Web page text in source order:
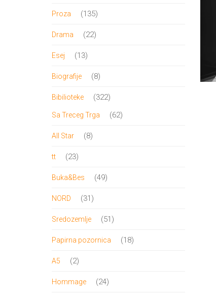
Proza 135135
Drama 2222
Esej 1313
Biografije 88
Bibilioteke 322322
proizvoda
Sa Treceg Trga 6262
All Star 88
tt 2323
Buka&Bes 4949
NORD 3131
Sredozemlje 5151
Papirna pozornica 1818
A5 22
Hommage 2424